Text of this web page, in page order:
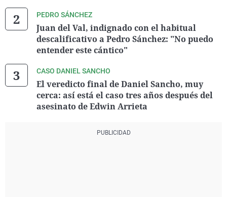
PEDRO SÁNCHEZ
Juan del Val, indignado con el habitual
descalificativo a Pedro Sánchez: "No puedo
entender este cántico"
CASO DANIEL SANCHO
El veredicto final de Daniel Sancho, muy
cerca: así está el caso tres años después del
asesinato de Edwin Arrieta